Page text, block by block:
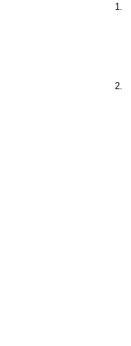
1.
2.